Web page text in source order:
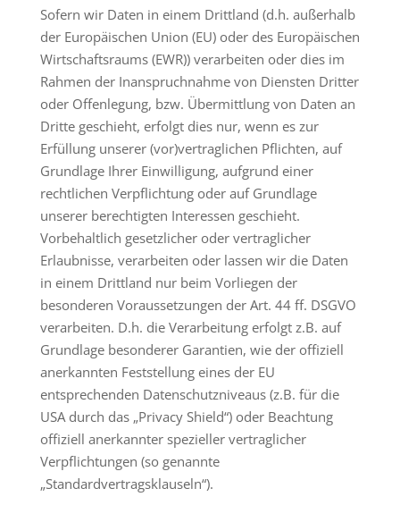
Sofern wir Daten in einem Drittland (d.h. außerhalb
der Europäischen Union (EU) oder des Europäischen
Wirtschaftsraums (EWR)) verarbeiten oder dies im
Rahmen der Inanspruchnahme von Diensten Dritter
oder Offenlegung, bzw. Übermittlung von Daten an
Dritte geschieht, erfolgt dies nur, wenn es zur
Erfüllung unserer (vor)vertraglichen Pflichten, auf
Grundlage Ihrer Einwilligung, aufgrund einer
rechtlichen Verpflichtung oder auf Grundlage
unserer berechtigten Interessen geschieht.
Vorbehaltlich gesetzlicher oder vertraglicher
Erlaubnisse, verarbeiten oder lassen wir die Daten
in einem Drittland nur beim Vorliegen der
besonderen Voraussetzungen der Art. 44 ff. DSGVO
verarbeiten. D.h. die Verarbeitung erfolgt z.B. auf
Grundlage besonderer Garantien, wie der offiziell
anerkannten Feststellung eines der EU
entsprechenden Datenschutzniveaus (z.B. für die
USA durch das „Privacy Shield“) oder Beachtung
offiziell anerkannter spezieller vertraglicher
Verpflichtungen (so genannte
„Standardvertragsklauseln“).